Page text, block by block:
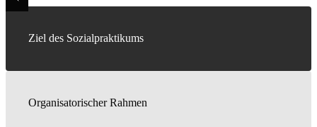
Ziel des Sozialpraktikums
Organisatorischer Rahmen